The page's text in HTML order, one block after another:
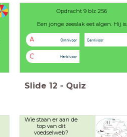
Opdracht 9 blz 256
Een jonge zeeslak eet algen. Hij is
A Omnivoor Carnivoor
C Herbivoor
Slide 12 - Quiz
Wie staan er aan de
top van dit
voedselweb?